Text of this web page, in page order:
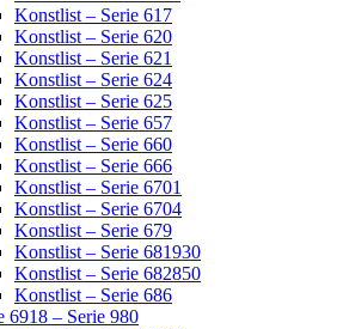
Konstlist – Serie 617
Konstlist – Serie 620
Konstlist – Serie 621
Konstlist – Serie 624
Konstlist – Serie 625
Konstlist – Serie 657
Konstlist – Serie 660
Konstlist – Serie 666
Konstlist – Serie 6701
Konstlist – Serie 6704
Konstlist – Serie 679
Konstlist – Serie 681930
Konstlist – Serie 682850
Konstlist – Serie 686
6918 – Serie 980